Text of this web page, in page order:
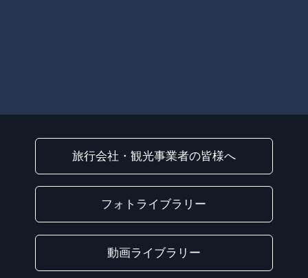
旅行会社・観光事業者の皆様へ
フォトライブラリー
動画ライブラリー